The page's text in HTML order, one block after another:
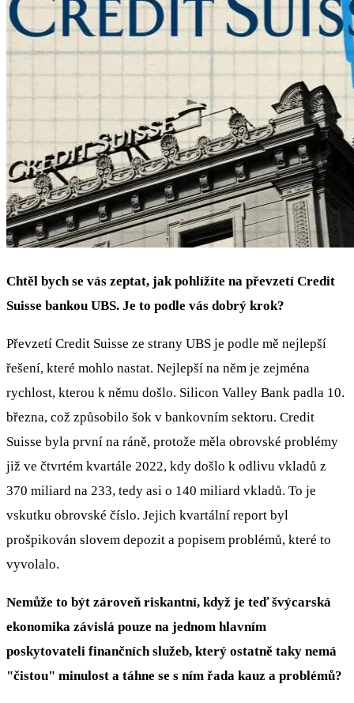
Chtěl bych se vás zeptat, jak pohlížíte na převzetí Credit
Suisse bankou UBS. Je to podle vás dobrý krok?
Převzetí Credit Suisse ze strany UBS je podle mě nejlepší
řešení, které mohlo nastat. Nejlepší na něm je zejména
rychlost, kterou k němu došlo. Silicon Valley Bank padla 10.
března, což způsobilo šok v bankovním sektoru. Credit
Suisse byla první na ráně, protože měla obrovské problémy
již ve čtvrtém kvartále 2022, kdy došlo k odlivu vkladů z
370 miliard na 233, tedy asi o 140 miliard vkladů. To je
vskutku obrovské číslo. Jejich kvartální report byl
prošpikován slovem depozit a popisem problémů, které to
vyvolalo.
Nemůže to být zároveň riskantní, když je teď švýcarská
ekonomika závislá pouze na jednom hlavním
poskytovateli finančních služeb, který ostatně taky nemá
"čistou" minulost a táhne se s ním řada kauz a problémů?